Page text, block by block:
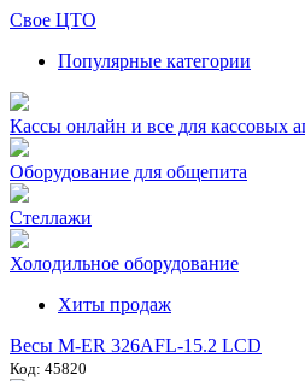
Свое ЦТО
Популярные категории
Кассы онлайн и все для кассовых
Оборудование для общепита
Стеллажи
Холодильное оборудование
Хиты продаж
Весы M-ER 326AFL-15.2 LCD
Код: 45820